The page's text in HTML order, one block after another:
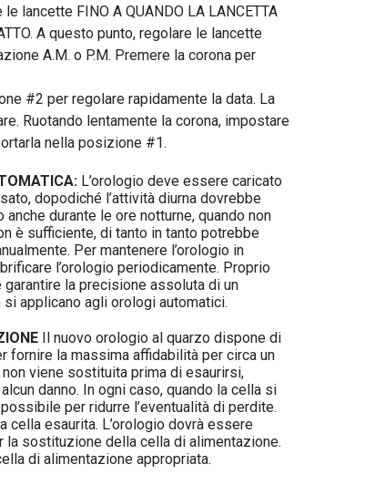
lancette FINO A QUANDO LA LANCETTA
A questo punto, regolare le lancette
A.M. o P.M. Premere la corona per
#2 per regolare rapidamente la data. La
Ruotando lentamente la corona, impostare
nella posizione #1.
L’orologio deve essere caricato
dopodiché l’attività diurna dovrebbe
durante le ore notturne, quando non
è sufficiente, di tanto in tanto potrebbe
Per mantenere l’orologio in
l’orologio periodicamente. Proprio
la precisione assoluta di un
applicano agli orologi automatici.
Il nuovo orologio al quarzo dispone di
fornire la massima affidabilità per circa un
viene sostituita prima di esaurirsi,
danno. In ogni caso, quando la cella si
per ridurre l’eventualità di perdite.
cella esaurita. L’orologio dovrà essere
la sostituzione della cella di alimentazione.
di alimentazione appropriata.